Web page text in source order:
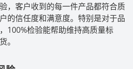
，客户收到的每一件产品都符合质
的信任度和满意度。特别是对于品
100%检验能帮助维持高质量标
。